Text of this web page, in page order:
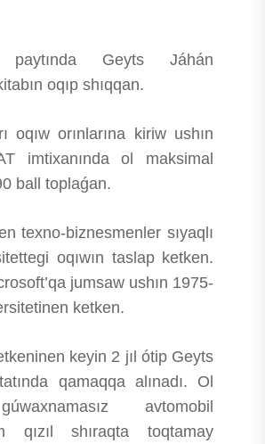
Geyts Jáhán
oqıp shıqqan.
oqıw orınlarına kiriw ushın
imtixanında ol maksimal
ball toplaǵan.
texno-biznesmenler sıyaqlı
oqıwın taslap ketken.
jumsaw ushın 1975-
ketken.
keyin 2 jıl ótip Geyts
qamaqqa alınadı. Ol
avtomobil
qızıl shıraqta toqtamay